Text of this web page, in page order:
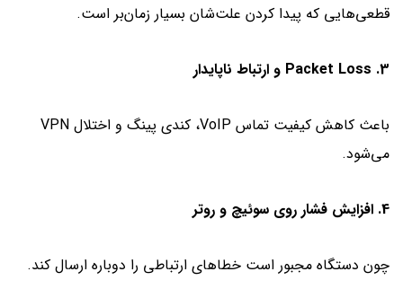
قطعی‌هایی که پیدا کردن علت‌شان بسیار زمان‌بر است.
3. Packet Loss و ارتباط ناپایدار
باعث کاهش کیفیت تماس VoIP، کندی پینگ و اختلال VPN
می‌شود.
4. افزایش فشار روی سوئیچ و روتر
چون دستگاه مجبور است خطاهای ارتباطی را دوباره ارسال کند.